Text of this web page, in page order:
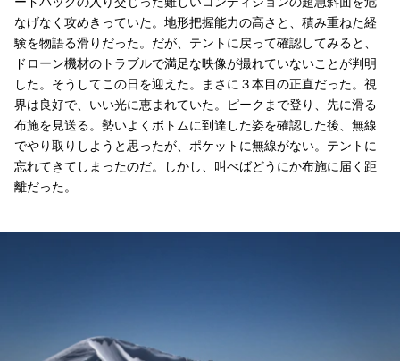
なげなく攻めきっていた。地形把握能力の高さと、積み重ねた経
験を物語る滑りだった。だが、テントに戻って確認してみると、
ドローン機材のトラブルで満足な映像が撮れていないことが判明
した。そうしてこの日を迎えた。まさに３本目の正直だった。視
界は良好で、いい光に恵まれていた。ピークまで登り、先に滑る
布施を見送る。勢いよくボトムに到達した姿を確認した後、無線
でやり取りしようと思ったが、ポケットに無線がない。テントに
忘れてきてしまったのだ。しかし、叫べばどうにか布施に届く距
離だった。